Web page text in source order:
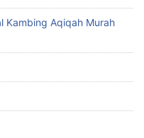
Kambing Aqiqah Murah